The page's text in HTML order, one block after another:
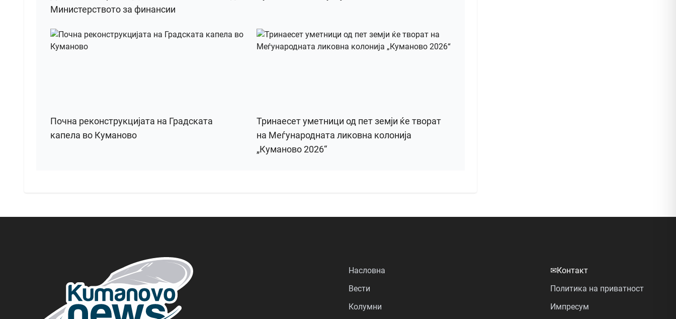
Министерството за финансии
Почна реконструкцијата на Градската
капела во Куманово
Тринаесет уметници од пет земји ќе творат
на Меѓународната ликовна колонија
„Куманово 2026“
Насловна
Вести
Колумни
✉Контакт
Политика на приватност
Импресум